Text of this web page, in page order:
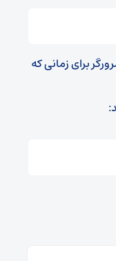
برای زمانی که